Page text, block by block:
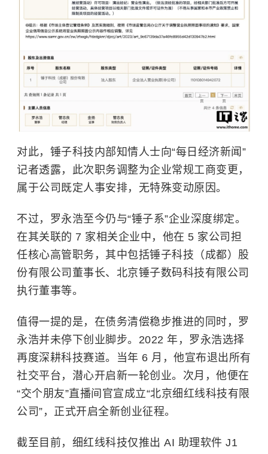
对此， 锤子科技内部知情人士向“每日经济新闻”
记者透露，此次职务调整为企业常规工商变更，
属于公司既定人事安排，无特殊变动原因。
不过， 罗永浩至今仍与“锤子系”企业深度绑定。
在其关联的 7 家相关企业中，他在 5 家公司担
任核心高管职务，其中包括锤子科技（成都）股
份有限公司董事长、北京锤子数码科技有限公司
执行董事等。
值得一提的是，在债务清偿稳步推进的同时，罗
永浩并未停下创业脚步。2022 年，罗永浩选择
再度深耕科技赛道。当年 6 月，他宣布退出所有
社交平台，潜心开启新一轮创业。次月，他便在
“交个朋友”直播间官宣成立“北京细红线科技有限
公司”，正式开启全新创业征程。
截至目前，细红线科技仅推出 AI 助理软件 J1